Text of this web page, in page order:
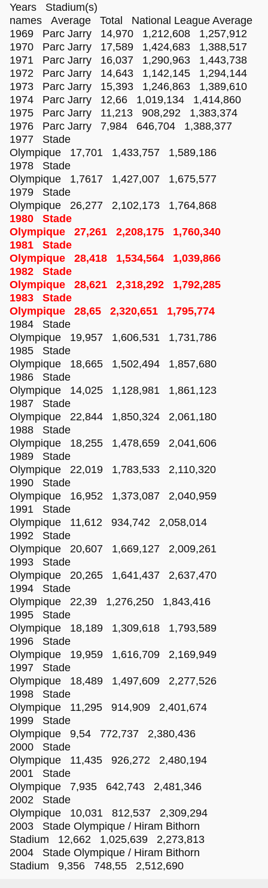
Years Stadium(s)
names Average Total National League Average
1969 Parc Jarry 14,970 1,212,608 1,257,912
1970 Parc Jarry 17,589 1,424,683 1,388,517
1971 Parc Jarry 16,037 1,290,963 1,443,738
1972 Parc Jarry 14,643 1,142,145 1,294,144
1973 Parc Jarry 15,393 1,246,863 1,389,610
1974 Parc Jarry 12,66 1,019,134 1,414,860
1975 Parc Jarry 11,213 908,292 1,383,374
1976 Parc Jarry 7,984 646,704 1,388,377
1977 Stade
Olympique 17,701 1,433,757 1,589,186
1978 Stade
Olympique 1,7617 1,427,007 1,675,577
1979 Stade
Olympique 26,277 2,102,173 1,764,868
1980 Stade
Olympique 27,261 2,208,175 1,760,340
1981 Stade
Olympique 28,418 1,534,564 1,039,866
1982 Stade
Olympique 28,621 2,318,292 1,792,285
1983 Stade
Olympique 28,65 2,320,651 1,795,774
1984 Stade
Olympique 19,957 1,606,531 1,731,786
1985 Stade
Olympique 18,665 1,502,494 1,857,680
1986 Stade
Olympique 14,025 1,128,981 1,861,123
1987 Stade
Olympique 22,844 1,850,324 2,061,180
1988 Stade
Olympique 18,255 1,478,659 2,041,606
1989 Stade
Olympique 22,019 1,783,533 2,110,320
1990 Stade
Olympique 16,952 1,373,087 2,040,959
1991 Stade
Olympique 11,612 934,742 2,058,014
1992 Stade
Olympique 20,607 1,669,127 2,009,261
1993 Stade
Olympique 20,265 1,641,437 2,637,470
1994 Stade
Olympique 22,39 1,276,250 1,843,416
1995 Stade
Olympique 18,189 1,309,618 1,793,589
1996 Stade
Olympique 19,959 1,616,709 2,169,949
1997 Stade
Olympique 18,489 1,497,609 2,277,526
1998 Stade
Olympique 11,295 914,909 2,401,674
1999 Stade
Olympique 9,54 772,737 2,380,436
2000 Stade
Olympique 11,435 926,272 2,480,194
2001 Stade
Olympique 7,935 642,743 2,481,346
2002 Stade
Olympique 10,031 812,537 2,309,294
2003 Stade Olympique / Hiram Bithorn
Stadium 12,662 1,025,639 2,273,813
2004 Stade Olympique / Hiram Bithorn
Stadium 9,356 748,55 2,512,690